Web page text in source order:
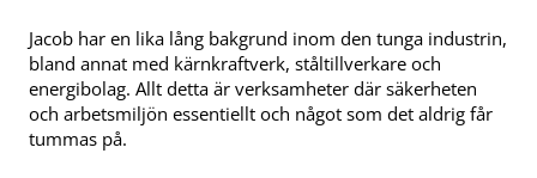
Jacob har en lika lång bakgrund inom den tunga industrin,
bland annat med kärnkraftverk, ståltillverkare och
energibolag. Allt detta är verksamheter där säkerheten
och arbetsmiljön essentiellt och något som det aldrig får
tummas på.